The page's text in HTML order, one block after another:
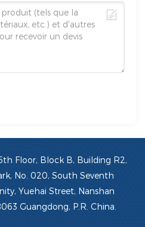
Floor, Block B, Building R2,
No. 020, South Seventh
Yuehai Street, Nanshan
Guangdong, P.R. China.